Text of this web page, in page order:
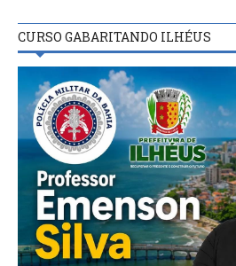
CURSO GABARITANDO ILHÉUS